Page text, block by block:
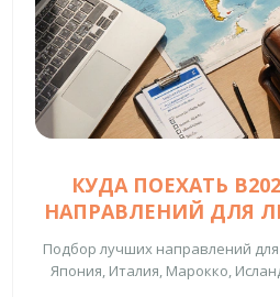
КУДА ПОЕХАТЬ
НАПРАВЛЕНИЙ ДЛЯ
Подбор лучших направлений
Япония, Италия, Марокко,